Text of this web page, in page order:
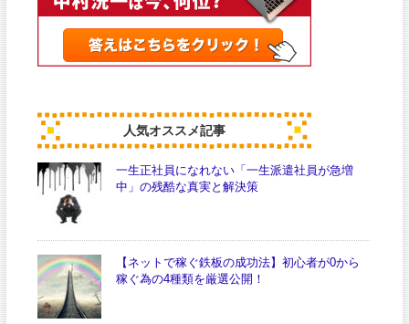
人気オススメ記事
一生正社員になれない「一生派遣社員が急増
中」の残酷な真実と解決策
【ネットで稼ぐ鉄板の成功法】初心者が0から
稼ぐ為の4種類を厳選公開！